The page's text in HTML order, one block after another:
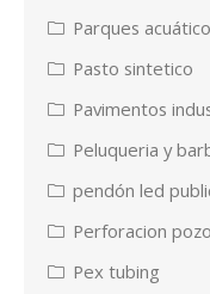
Parques
Pasto sintetico
Pavimentos
Peluqueria y
pendón led
Perforacion
Pex tubing